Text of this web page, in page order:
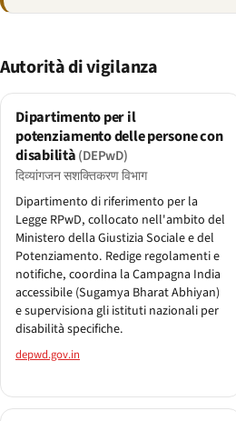
Autorità di vigilanza
Dipartimento per il
potenziamento delle persone con
disabilità(DEPwD)
दिव्यांगजन सशक्तिकरण विभाग
Dipartimento di riferimento per la
Legge RPwD, collocato nell'ambito del
Ministero della Giustizia Sociale e del
Potenziamento. Redige regolamenti e
notifiche, coordina la Campagna India
accessibile (Sugamya Bharat Abhiyan)
e supervisiona gli istituti nazionali per
disabilità specifiche.
depwd.gov.in